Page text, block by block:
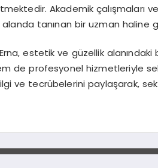
Akademik çalışmaları
tanınan bir uzman haline
estetik ve güzellik alanındaki
de profesyonel hizmetleriyle
ve tecrübelerini paylaşarak,